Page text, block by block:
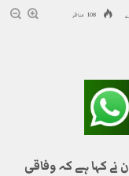
108 مناظر
کہا ہے کہ وفاقی